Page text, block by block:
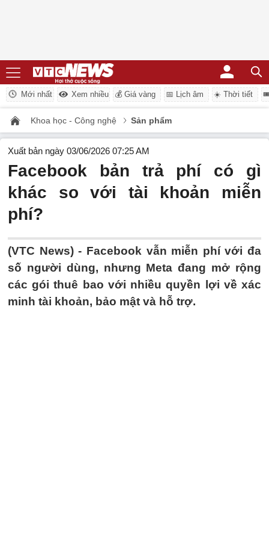
Mới nhất Xem nhiều 💰 Giá vàng 📅 Lịch âm ☀️ Thời tiết
Khoa học - Công nghệ Sản phẩm
Xuất bản ngày 03/06/2026 07:25 AM
Facebook bản trả phí có gì
khác so với tài khoản miễn
phí?
(VTC News) - Facebook vẫn miễn phí với đa
số người dùng, nhưng Meta đang mở rộng
các gói thuê bao với nhiều quyền lợi về xác
minh tài khoản, bảo mật và hỗ trợ.